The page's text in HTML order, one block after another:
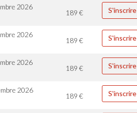
2026
189€ S'inscrire
2026
189€ S'inscrire
2026
189€ S'inscrire
2026
189€ S'inscrire